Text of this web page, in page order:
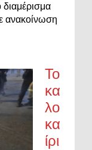
διαμέρισμα
ανακοίνωση
Το
κα
λο
κα
ίρι